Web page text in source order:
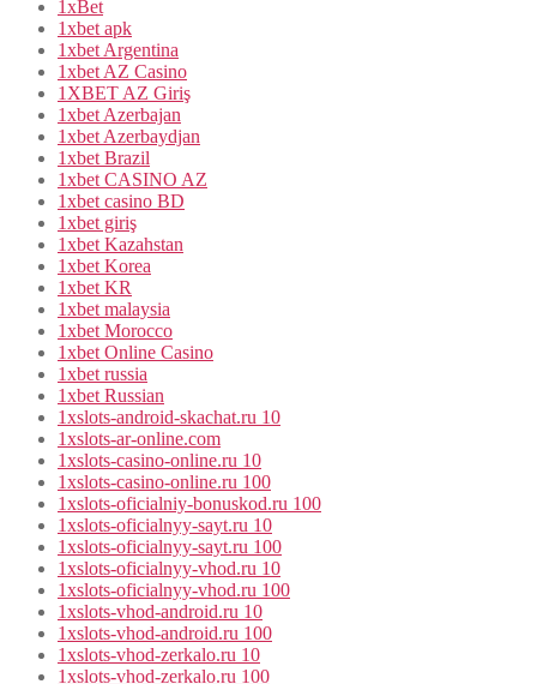
1xBet
1xbet apk
1xbet Argentina
1xbet AZ Casino
1XBET AZ Giriş
1xbet Azerbajan
1xbet Azerbaydjan
1xbet Brazil
1xbet CASINO AZ
1xbet casino BD
1xbet giriş
1xbet Kazahstan
1xbet Korea
1xbet KR
1xbet malaysia
1xbet Morocco
1xbet Online Casino
1xbet russia
1xbet Russian
1xslots-android-skachat.ru 10
1xslots-ar-online.com
1xslots-casino-online.ru 10
1xslots-casino-online.ru 100
1xslots-oficialniy-bonuskod.ru 100
1xslots-oficialnyy-sayt.ru 10
1xslots-oficialnyy-sayt.ru 100
1xslots-oficialnyy-vhod.ru 10
1xslots-oficialnyy-vhod.ru 100
1xslots-vhod-android.ru 10
1xslots-vhod-android.ru 100
1xslots-vhod-zerkalo.ru 10
1xslots-vhod-zerkalo.ru 100